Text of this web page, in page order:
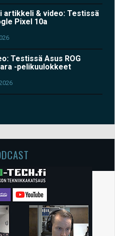
artikkeli & video: Testissä
Pixel 10a
Testissä Asus ROG
-pelikuulokkeet